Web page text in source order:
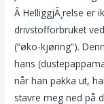
Â HelliggjÃ¸relse er
drivstofforbruket
(“øko-kjøring”).
hans
når han pakka ut,
stavre meg ned på